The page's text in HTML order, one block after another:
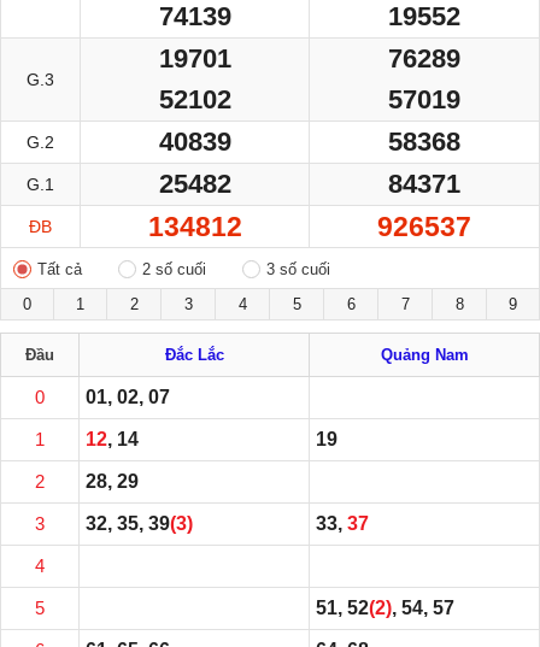
74139
19552
G.3
19701
52102
76289
57019
G.2 40839 58368
G.1 25482 84371
ĐB 134812 926537
Tất cả 2 số cuối
3 số cuối
0
1 2 3 4 5 6 7 8 9
Đầu Đắc Lắc Quảng Nam
0 01, 02, 07
1 12, 14 19
2 28, 29
3 32, 35, 39(3) 33, 37
4
5 51, 52(2), 54, 57